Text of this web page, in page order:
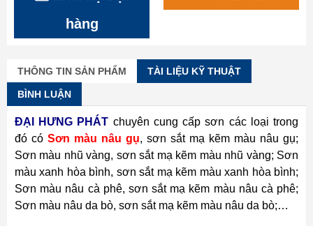
hàng
THÔNG TIN SẢN PHẨM TÀI LIỆU KỸ THUẬT
BÌNH LUẬN
ĐẠI HƯNG PHÁT chuyên cung cấp sơn các loại trong
đó có Sơn màu nâu gụ, sơn sắt mạ kẽm màu nâu gụ;
Sơn màu nhũ vàng, sơn sắt mạ kẽm màu nhũ vàng; Sơn
màu xanh hòa bình, sơn sắt mạ kẽm màu xanh hòa bình;
Sơn màu nâu cà phê, sơn sắt mạ kẽm màu nâu cà phê;
Sơn màu nâu da bò, sơn sắt mạ kẽm màu nâu da bò;…